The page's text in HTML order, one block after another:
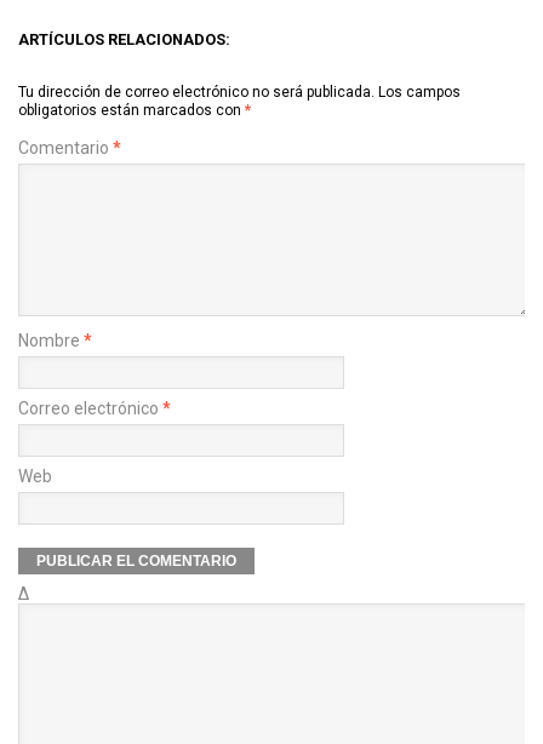
ARTÍCULOS RELACIONADOS:
Tu dirección de correo electrónico no será publicada. Los campos
obligatorios están marcados con *
Comentario *
Nombre *
Correo electrónico *
Web
Δ